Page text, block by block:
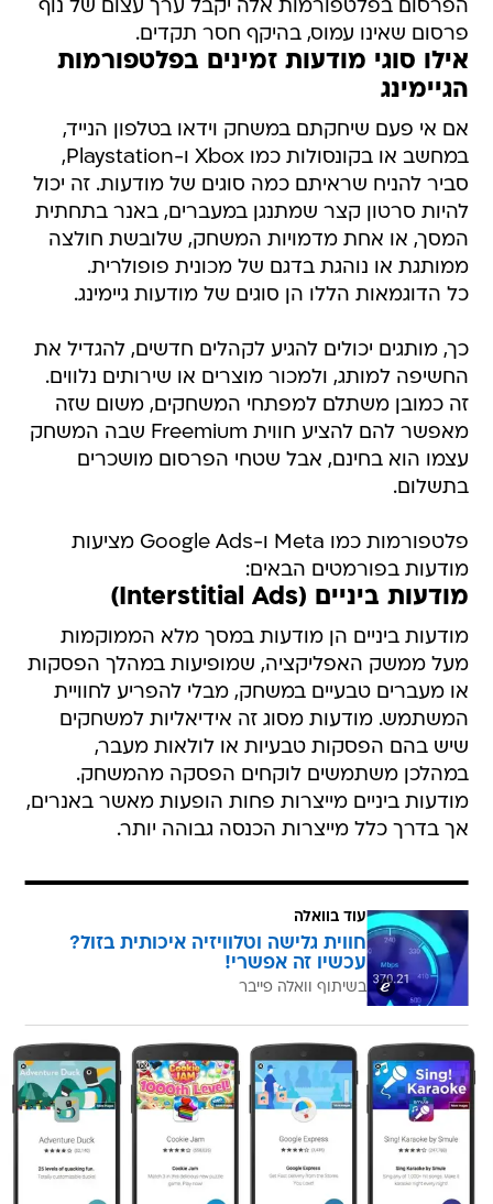
הפרסום בפלטפורמות אלה יקבל ערך עצום של נוף
פרסום שאינו עמוס, בהיקף חסר תקדים.
אילו סוגי מודעות זמינים בפלטפורמות
הגיימינג
אם אי פעם שיחקתם במשחק וידאו בטלפון הנייד,
במחשב או בקונסולות כמו Xbox ו-Playstation,
סביר להניח שראיתם כמה סוגים של מודעות. זה יכול
להיות סרטון קצר שמתנגן במעברים, באנר בתחתית
המסך, או אחת מדמויות המשחק, שלובשת חולצה
ממותגת או נוהגת בדגם של מכונית פופולרית.
כל הדוגמאות הללו הן סוגים של מודעות גיימינג.
כך, מותגים יכולים להגיע לקהלים חדשים, להגדיל את
החשיפה למותג, ולמכור מוצרים או שירותים נלווים.
זה כמובן משתלם למפתחי המשחקים, משום שזה
מאפשר להם להציע חווית Freemium שבה המשחק
עצמו הוא בחינם, אבל שטחי הפרסום מושכרים
בתשלום.
פלטפורמות כמו Meta ו-Google Ads מציעות
מודעות בפורמטים הבאים:
מודעות ביניים (Interstitial Ads)
מודעות ביניים הן מודעות במסך מלא הממוקמות
מעל ממשק האפליקציה, שמופיעות במהלך הפסקות
או מעברים טבעיים במשחק, מבלי להפריע לחוויית
המשתמש. מודעות מסוג זה אידיאליות למשחקים
שיש בהם הפסקות טבעיות או לולאות מעבר,
במהלכן משתמשים לוקחים הפסקה מהמשחק.
מודעות ביניים מייצרות פחות הופעות מאשר באנרים,
אך בדרך כלל מייצרות הכנסה גבוהה יותר.
עוד בוואלה
חווית גלישה וטלוויזיה איכותית בזול?
עכשיו זה אפשרי!
בשיתוף וואלה פייבר